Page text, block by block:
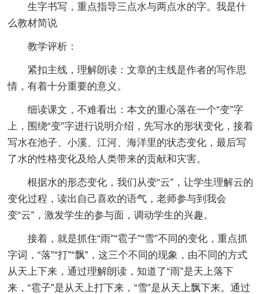
生字书写，重点指导三点水与两点水的字。我是什
么教材简说
教学评析：
紧扣主线，理解朗读：文章的主线是作者的写作思
情，有着十分重要的意义。
细读课文，不难看出：本文的重心落在一个“变”字
上，围绕“变”字进行说明介绍，先写水的形状变化，接着
写水在池子、小溪、江河、海洋里的状态变化，最后写
了水的性格变化及给人类带来的贡献和灾害。
根据水的形态变化，我们从变“云”，让学生理解云的
变化过程，读出自己喜欢的语气，老师参与到我会
变“云”，激发学生的参与面，调动学生的兴趣。
接着，就是抓住“雨”“雹子”“雪”不同的变化，重点抓
字词，“落”“打”“飘”，这三个不同的现象，由不同的方式
从天上下来，通过理解朗读，知道了“雨”是天上落下
来，“雹子”是从天上打下来，“雪”是从天上飘下来。通过